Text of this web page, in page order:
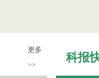
更多
>>
科报